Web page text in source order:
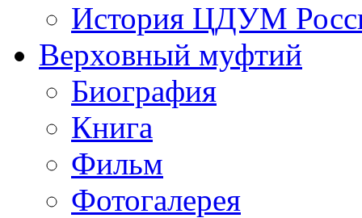
История ЦДУМ
Верховный муфтий
Биография
Книга
Фильм
Фотогалерея